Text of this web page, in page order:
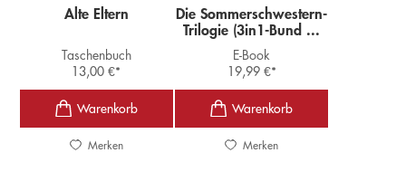
Alte Eltern
Taschenbuch
13,00€*
Merken
Die Sommerschwestern-
Trilogie (3in1-Bund ...
E-Book
19,99 €*
Merken